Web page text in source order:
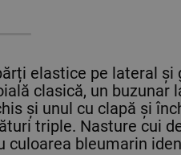
elastice pe lateral
clasică, un buzunar
și unul cu clapă și
triple. Nasture cui
culoarea bleumarin